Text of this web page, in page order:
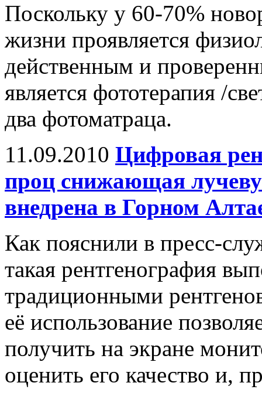
Поскольку у 60-70%
жизни проявляется
действенным и
является фототерапия /
два фотоматраца.
11.09.2010 Цифровая
проц снижающая
внедрена в Горном
Как пояснили в пресс-
такая рентгенография
традиционными
её использование
получить на экране
оценить его качество и,